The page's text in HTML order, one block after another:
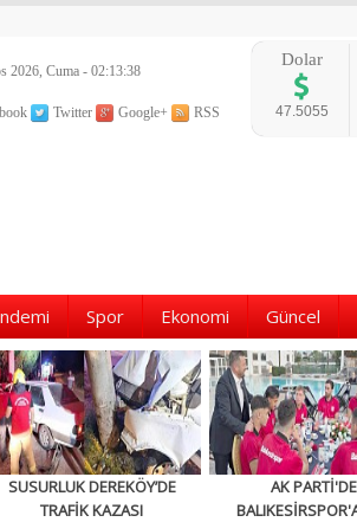
2026, Cuma - 02:13:40
Twitter Google+ RSS
Dolar
47.5055
Spor Ekonomi Güncel
SUSURLUK DEREKÖY’DE
TRAFİK KAZASI
AK